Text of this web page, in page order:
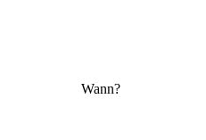
Wann?